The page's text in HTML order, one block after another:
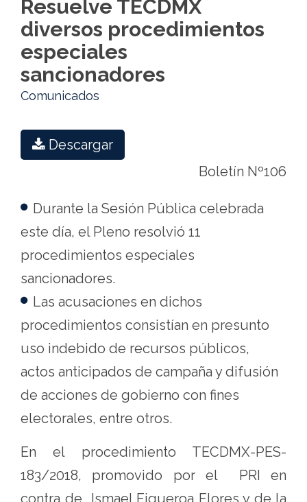
MéxicoResuelve TECDMX
diversos procedimientos
especiales
sancionadores
Comunicados
Descargar
Boletín Nº106
Durante la Sesión Pública celebrada
este día, el Pleno resolvió 11
procedimientos especiales
sancionadores.
Las acusaciones en dichos
procedimientos consistían en presunto
uso indebido de recursos públicos,
actos anticipados de campaña y difusión
de acciones de gobierno con fines
electorales, entre otros.
En el procedimiento TECDMX-PES-
183/2018, promovido por el PRI en
contra de Ismael Figueroa Flores y de la